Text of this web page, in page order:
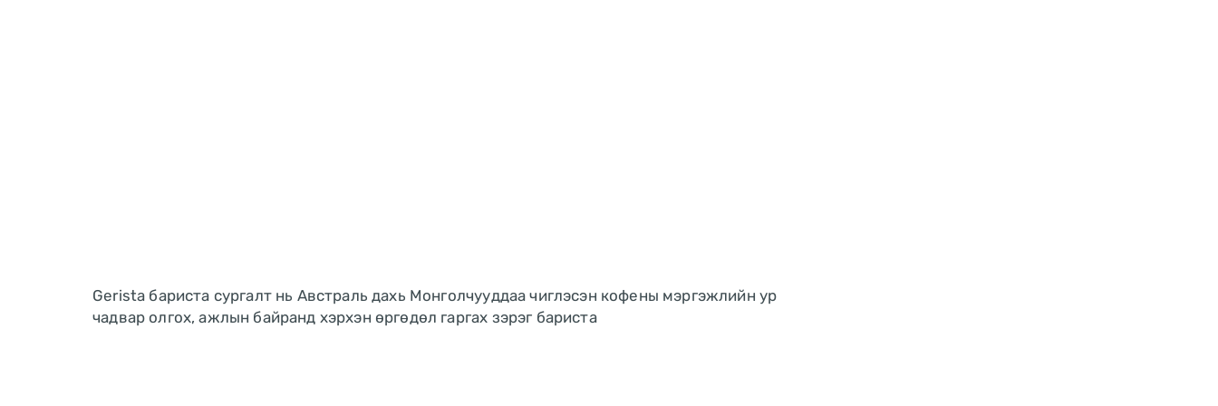
Gerista бариста сургалт нь Австраль дахь Монголчууддаа чиглэсэн кофены мэргэжлийн ур
чадвар олгох, ажлын байранд хэрхэн өргөдөл гаргах зэрэг бариста